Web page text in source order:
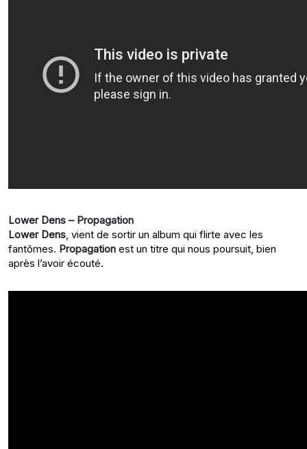
Lower Dens – Propagation
Lower Dens, vient de sortir un album qui flirte avec les
fantômes. Propagation est un titre qui nous poursuit, bien
après l’avoir écouté.